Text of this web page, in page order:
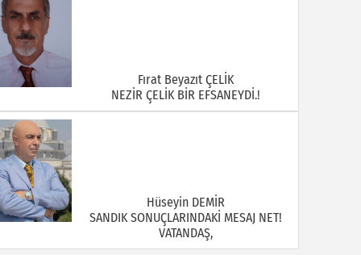
Fırat Beyazıt ÇELİK
NEZİR ÇELİK BİR EFSANEYDİ.!
Hüseyin DEMİR
SANDIK SONUÇLARINDAKİ MESAJ NET!
VATANDAŞ,